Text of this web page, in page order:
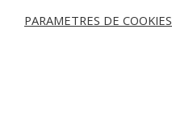
PARAMETRES DE COOKIES